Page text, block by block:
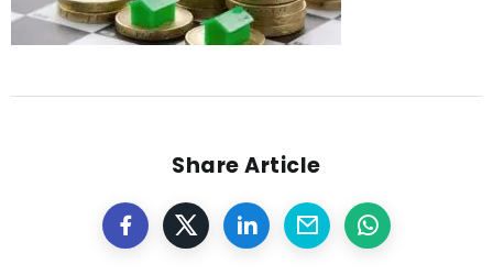
Share Article